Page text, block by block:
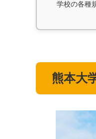
学校の各種
熊本大